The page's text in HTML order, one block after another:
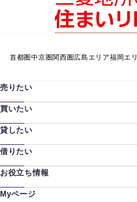
首都圏中京圏関西圏広島エリア福岡エ
売りたい
買いたい
貸したい
借りたい
お役立ち情報
Myページ